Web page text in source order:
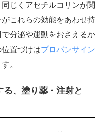
じくアセチルコリンが関
これらの効能をあわせ持
分泌や運動をおさえるか
置づけはプロバンサイン
。
、塗り薬・注射と